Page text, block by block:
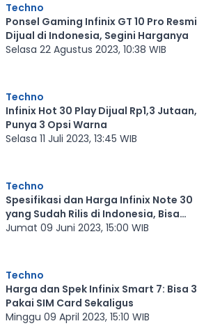
Techno
Ponsel Gaming Infinix GT 10 Pro Resmi
Dijual di Indonesia, Segini Harganya
Selasa 22 Agustus 2023, 10:38 WIB
Techno
Infinix Hot 30 Play Dijual Rp1,3 Jutaan,
Punya 3 Opsi Warna
Selasa 11 Juli 2023, 13:45 WIB
Techno
Spesifikasi dan Harga Infinix Note 30
yang Sudah Rilis di Indonesia, Bisa
Dapat Jersey ONIC
Jumat 09 Juni 2023, 15:00 WIB
Techno
Harga dan Spek Infinix Smart 7: Bisa 3
Pakai SIM Card Sekaligus
Minggu 09 April 2023, 15:10 WIB